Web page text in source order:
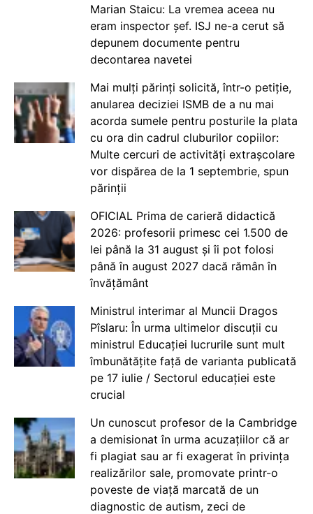
Marian Staicu: La vremea aceea nu
eram inspector șef. ISJ ne-a cerut să
depunem documente pentru
decontarea navetei
Mai mulți părinți solicită, într-o petiție,
anularea deciziei ISMB de a nu mai
acorda sumele pentru posturile la plata
cu ora din cadrul cluburilor copiilor:
Multe cercuri de activități extrașcolare
vor dispărea de la 1 septembrie, spun
părinții
OFICIAL Prima de carieră didactică
2026: profesorii primesc cei 1.500 de
lei până la 31 august și îi pot folosi
până în august 2027 dacă rămân în
învățământ
Ministrul interimar al Muncii Dragos
Pîslaru: În urma ultimelor discuții cu
ministrul Educației lucrurile sunt mult
îmbunătățite față de varianta publicată
pe 17 iulie / Sectorul educației este
crucial
Un cunoscut profesor de la Cambridge
a demisionat în urma acuzațiilor că ar
fi plagiat sau ar fi exagerat în privința
realizărilor sale, promovate printr-o
poveste de viață marcată de un
diagnostic de autism, zeci de